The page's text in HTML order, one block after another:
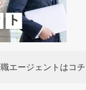
エージェントはコチ